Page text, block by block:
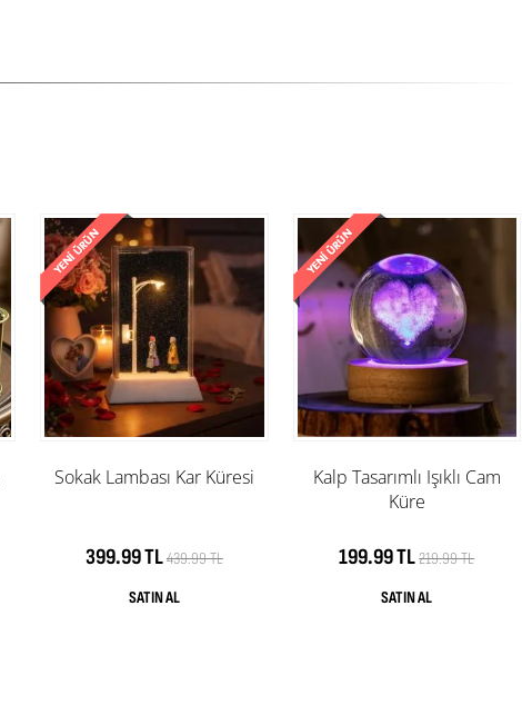
Sokak Lambası Kar Küresi
399.99 TL439.99 TL
Kalp Tasarımlı Işıklı Cam
Küre
199.99 TL219.99 TL